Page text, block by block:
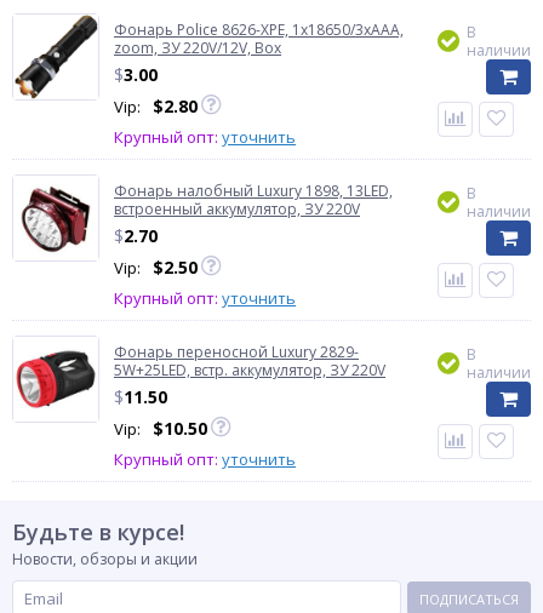
Фонарь Police 8626-XPE, 1х18650/3xAAA,
zoom, ЗУ 220V/12V, Box
$3.00
Vip: $2.80
Крупный опт: уточнить
В
наличии
Фонарь налобный Luxury 1898, 13LED,
встроенный аккумулятор, ЗУ 220V
$2.70
Vip: $2.50
Крупный опт: уточнить
В
наличии
Фонарь переносной Luxury 2829-
5W+25LED, встр. аккумулятор, ЗУ 220V
$11.50
Vip: $10.50
Крупный опт: уточнить
В
наличии
Будьте в курсе!
Новости, обзоры и акции
ПОДПИСАТЬСЯ